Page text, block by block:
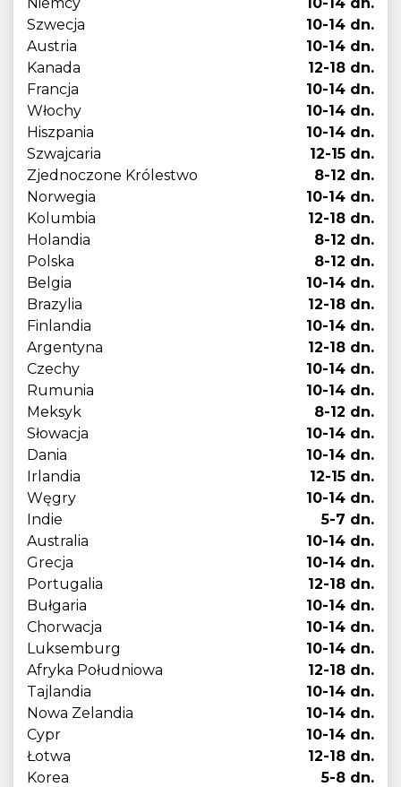
Szwecja
10-14 dn.
Austria
10-14 dn.
Kanada
12-18 dn.
Francja
10-14 dn.
Włochy
10-14 dn.
Hiszpania
10-14 dn.
Szwajcaria
12-15 dn.
Zjednoczone Królestwo
8-12 dn.
Norwegia
10-14 dn.
Kolumbia
12-18 dn.
Holandia
8-12 dn.
Polska
8-12 dn.
Belgia
10-14 dn.
Brazylia
12-18 dn.
Finlandia
10-14 dn.
Argentyna
12-18 dn.
Czechy
10-14 dn.
Rumunia
10-14 dn.
Meksyk
8-12 dn.
Słowacja
10-14 dn.
Dania
10-14 dn.
Irlandia
12-15 dn.
Węgry
10-14 dn.
Indie
5-7 dn.
Australia
10-14 dn.
Grecja
10-14 dn.
Portugalia
12-18 dn.
Bułgaria
10-14 dn.
Chorwacja
10-14 dn.
Luksemburg
10-14 dn.
Afryka Południowa
12-18 dn.
Tajlandia
10-14 dn.
Nowa Zelandia
10-14 dn.
Cypr
10-14 dn.
Łotwa
12-18 dn.
Korea
5-8 dn.